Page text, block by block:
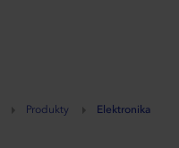
Produkty Elektronika